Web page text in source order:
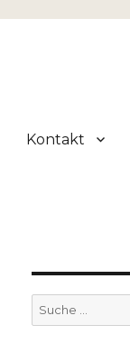
Kontakt
Suche
nach: